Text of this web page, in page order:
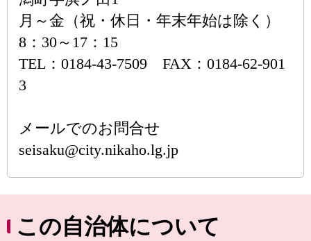
月～金（祝・休日・年末年始は除く）
8：30～17：15
TEL：0184-43-7509 FAX：0184-62-901
3
メールでのお問合せ
seisaku@city.nikaho.lg.jp
この自治体について